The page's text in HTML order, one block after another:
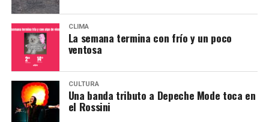
CLIMA
La semana termina con frío y un poco
ventosa
CULTURA
Una banda tributo a Depeche Mode toca en
el Rossini